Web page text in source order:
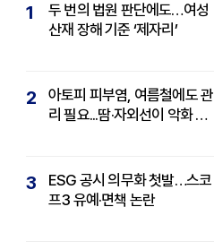
1
두 번의 법원 판단에도…여성
산재 장해 기준 ‘제자리’
2
아토피 피부염, 여름철에도 관
리 필요...땀·자외선이 악화 요
3
ESG 공시 의무화 첫발…스코
프3 유예·면책 논란